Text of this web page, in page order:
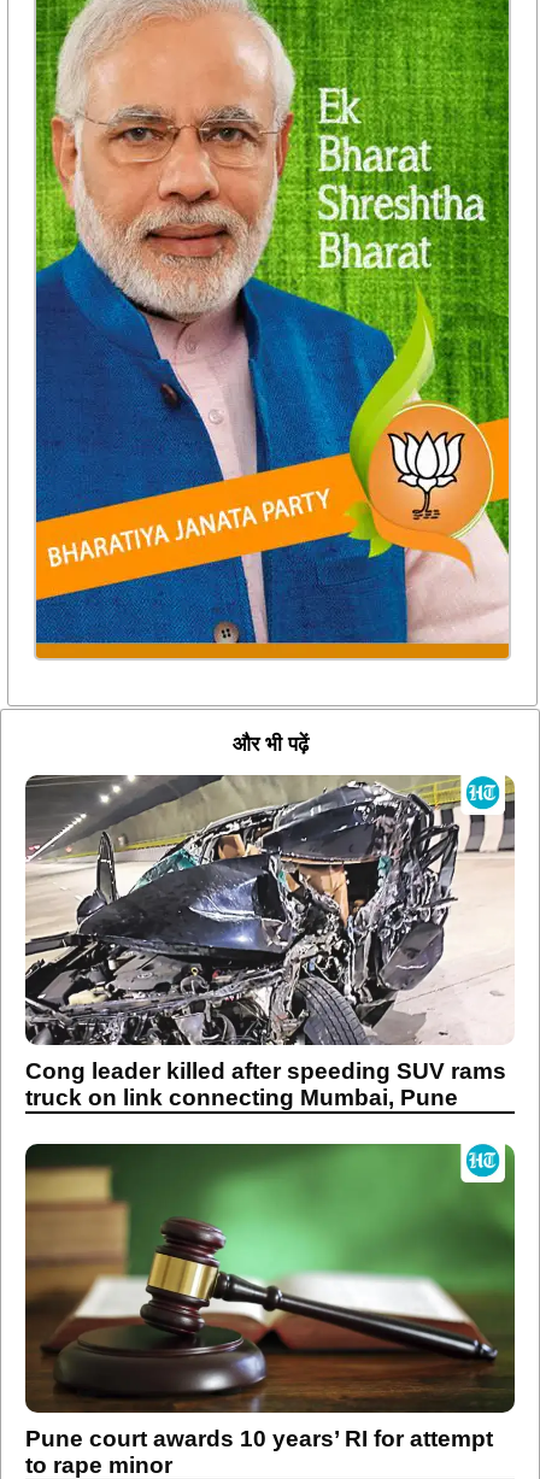
और भी पढ़ें
Cong leader killed after speeding SUV rams
truck on link connecting Mumbai, Pune
Pune court awards 10 years’ RI for attempt
to rape minor